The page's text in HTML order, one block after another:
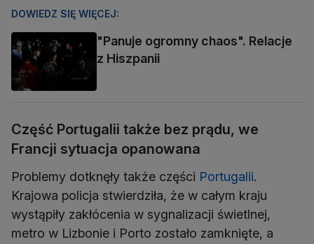
DOWIEDZ SIĘ WIĘCEJ:
"Panuje ogromny chaos". Relacje
z Hiszpanii
Część Portugalii także bez prądu, we
Francji sytuacja opanowana
Problemy dotknęły także części Portugalii.
Krajowa policja stwierdziła, że ​​w całym kraju
wystąpiły zakłócenia w sygnalizacji świetlnej,
metro w Lizbonie i Porto zostało zamknięte, a